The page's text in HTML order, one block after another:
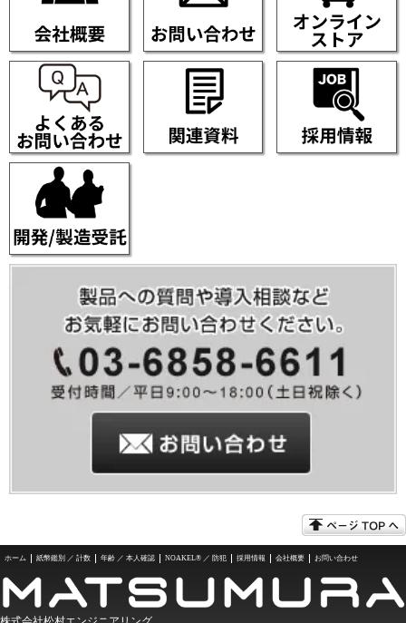
ホーム 紙幣鑑別 ／ 計数 年齢 ／ 本人確認 NOAKEL® ／ 防犯 採用情報 会社概要 お問い合わせ